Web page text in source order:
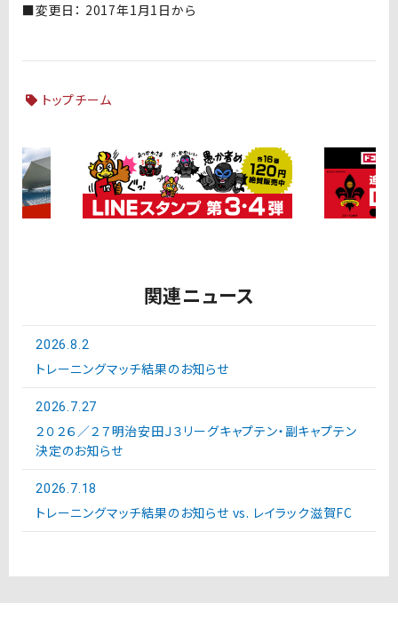
■変更日： 2017年1月1日から
トップチーム
関連ニュース
2026.8.2
トレーニングマッチ結果のお知らせ
2026.7.27
２０２６／２７明治安田Ｊ３リーグキャプテン・副キャプテン
決定のお知らせ
2026.7.18
トレーニングマッチ結果のお知らせ vs. レイラック滋賀FC